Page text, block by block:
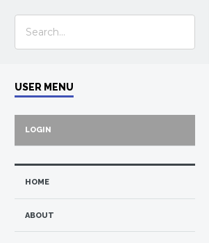
USER MENU
LOGIN
HOME
ABOUT